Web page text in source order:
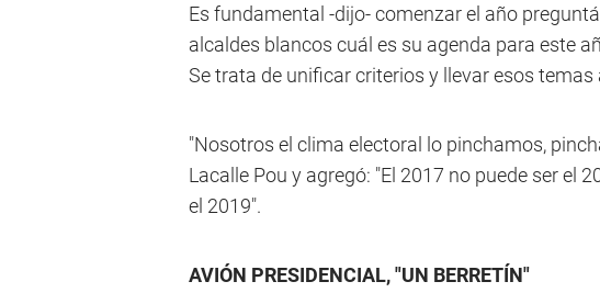
Es fundamental -dijo- comenzar el año
alcaldes blancos cuál es su agenda para este
Se trata de unificar criterios y llevar esos
"Nosotros el clima electoral lo pinchamos,
Lacalle Pou y agregó: "El 2017 no puede ser el
el 2019".
AVIÓN PRESIDENCIAL, "UN BERRETÍN"